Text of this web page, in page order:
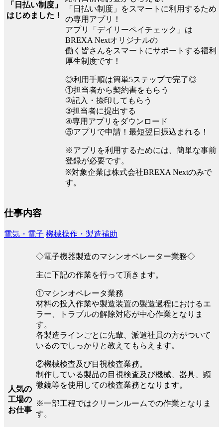
「日払い制度」
はじめました！
「日払い制度」をスマートに利用するため
の専用アプリ！
アプリ「デイリーペイチェック」は
BREXA Nextオリジナルの
働く皆さんをスマートにサポートする福利
厚生制度です！
◎利用手順は簡単5ステップで完了◎
①担当者から契約書をもらう
②記入・捺印してもらう
③担当者に提出する
④専用アプリをダウンロード
⑤アプリで申請！最短翌日振込まれる！
※アプリを利用するためには、簡単な事前
登録が必要です。
※対象企業は株式会社BREXA Nextのみで
す。
仕事内容
電気・電子 機械操作・製造補助
人気の
工場の
お仕事
◇電子機器製造のマシンオペレーター業務◇
主に下記の作業を行って頂きます。
①マシンオペレータ業務
材料の投入作業や製造装置の製造過程におけるエ
ラー、トラブルの解除対応が中心作業となりま
す。
各製造ラインごとに先輩、派遣社員の方がついて
いるのでしっかりと教えてもらえます。
②機械検査及び目視検査業務。
制作している製品の目視検査及び機械、器具、顕
微鏡等を使用しての検査業務となります。
※一部工程ではクリーンルームでの作業となりま
す。